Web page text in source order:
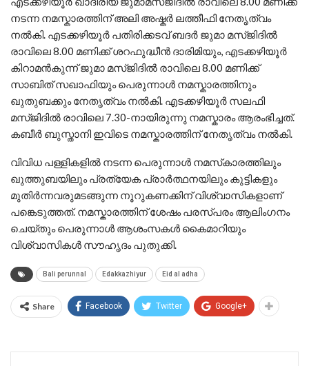
നടന്ന നമസ്കാരത്തിന് അലി അഷ്കർ ലത്തീഫി നേതൃത്വം
നൽകി. എടക്കഴിയൂർ പതിരിക്കടവ് ബദർ ജുമാ മസ്ജിദിൽ
രാവിലെ 8.00 മണിക്ക് ശറഫുദ്ധീൻ ദാരിമിയും, എടക്കഴിയൂർ
കിറാമൻകുന്ന് ജുമാ മസ്‌ജിദിൽ രാവിലെ 8.00 മണിക്ക്
സാബിത് സഖാഫിയും പെരുന്നാൾ നമസ്കാരത്തിനും
ഖുതുബക്കും നേതൃത്വം നൽകി. എടക്കഴിയൂർ സലഫി
മസ്‌ജിദിൽ രാവിലെ 7.30-നായിരുന്നു നമസ്കാരം ആരംഭിച്ചത്.
കബീർ ബുസ്താനി ഇവിടെ നമസ്കാരത്തിന് നേതൃത്വം നൽകി.
​വിവിധ പള്ളികളില്‍ നടന്ന പെരുന്നാള്‍ നമസ്‌കാരത്തിലും
ഖുത്തുബയിലും പ്രത്യേക പ്രാർത്ഥനയിലും കുട്ടികളും
മുതിർന്നവരുമടങ്ങുന്ന നൂറുകണക്കിന് വിശ്വാസികളാണ്
പങ്കെടുത്തത്. നമസ്കാരത്തിന് ശേഷം പരസ്പരം ആലിംഗനം
ചെയ്തും പെരുന്നാൾ ആശംസകൾ കൈമാറിയും
വിശ്വാസികൾ സൗഹൃദം പുതുക്കി.
Bali perunnal Edakkazhiyur Eid al adha
Share Facebook Twitter Google+